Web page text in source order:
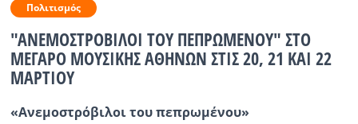
Ραδιόφωνο LIVE
Πολιτισμός
"ΑΝΕΜΟΣΤΡΟΒΙΛΟΙ ΤΟΥ ΠΕΠΡΩΜΕΝΟΥ" ΣΤΟ
ΜΕΓΑΡΟ ΜΟΥΣΙΚΗΣ ΑΘΗΝΩΝ ΣΤΙΣ 20, 21 ΚΑΙ 22
ΜΑΡΤΙΟΥ
«Ανεμοστρόβιλοι του πεπρωμένου»